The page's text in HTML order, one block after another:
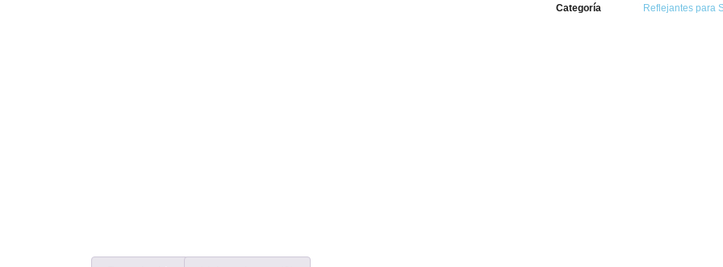
Categoría Reflejantes para